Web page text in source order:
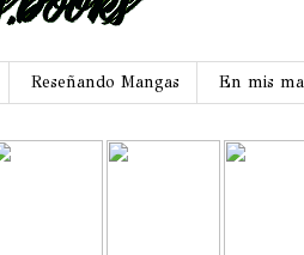
Reseñando Mangas En mis